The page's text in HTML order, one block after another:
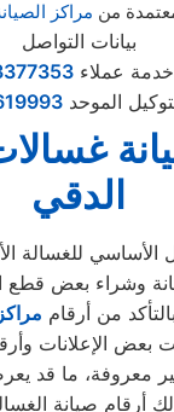
من مراكز
بيانات التواصل
عملاء
الموحد
الدقي
للغسالة
وشراء بعض قطع
من أرقام
بعض الإعلانات
أرقام صيانة